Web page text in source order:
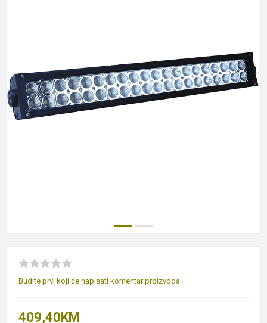
Budite prvi koji će napisati komentar proizvoda
409,40KM